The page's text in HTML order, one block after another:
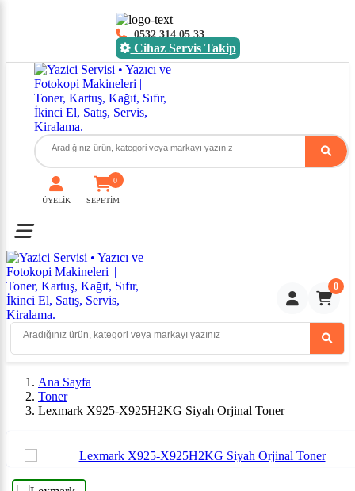
0532 314 05 33
Cihaz Servis Takip
ÜYELİK SEPETİM
0
Toggle mobile menu
0
Ana Sayfa
Toner
Lexmark X925-X925H2KG Siyah Orjinal Toner